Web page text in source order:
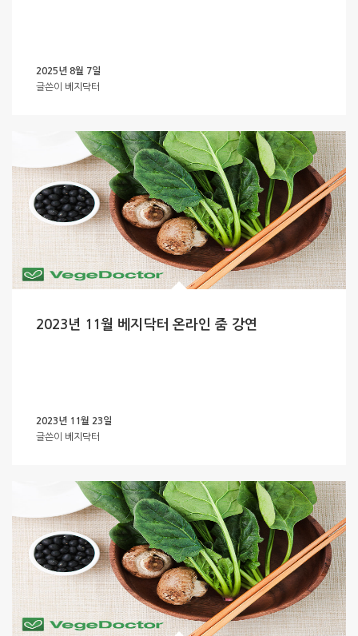
2025년 8월 7일
글쓴이 베지닥터
2023년 11월 베지닥터 온라인 줌 강연
2023년 11월 23일
글쓴이 베지닥터